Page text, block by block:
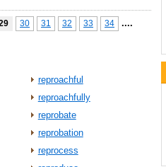
30 31 32 33 34 ....
reproachful
reproachfully
reprobate
reprobation
reprocess